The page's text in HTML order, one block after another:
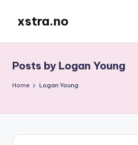
xstra.no
Posts by Logan Young
Home Logan Young